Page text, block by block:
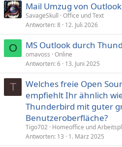
Mail Umzug von
SavageSkull Office und Text
Antworten 8 12. Juli 2026
O MS Outlook durch
omavoss Online
Antworten 6 13. Juni 2025
T
Welches freie Open
empfiehlt Ihr ähnlich
Thunderbird mit guter
Benutzeroberfläche?
Tigo702 Homeoffice und
Antworten 13 1. März 2025